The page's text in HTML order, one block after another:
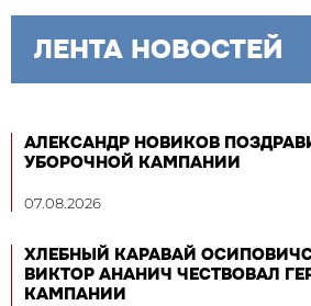
ЛЕНТА НОВОСТЕЙ
АЛЕКСАНДР НОВИКОВ
УБОРОЧНОЙ КАМПАНИИ
07.08.2026
ХЛЕБНЫЙ КАРАВАЙ
ВИКТОР АНАНИЧ ЧЕСТВОВАЛ
КАМПАНИИ